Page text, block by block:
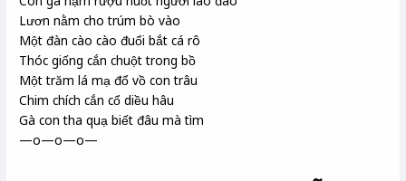
Lươn nằm cho trúm bò vào
Một đàn cào cào đuổi bắt cá rô
Thóc giống cắn chuột trong bồ
Một trăm lá mạ đổ vồ con trâu
Chim chích cắn cổ diều hâu
Gà con tha quạ biết đâu mà tìm
—o—o—o—